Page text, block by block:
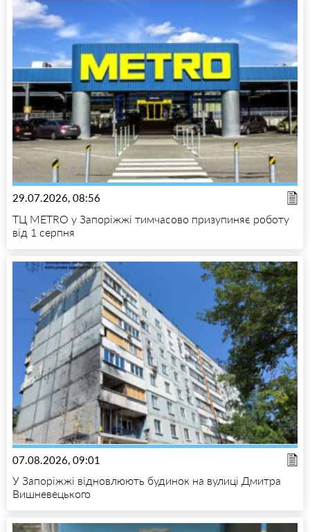
29.07.2026, 08:56
ТЦ METRO у Запоріжжі тимчасово призупиняє роботу
від 1 серпня
07.08.2026, 09:01
У Запоріжжі відновлюють будинок на вулиці Дмитра
Вишневецького